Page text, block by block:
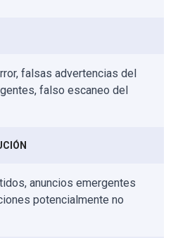
falsas advertencias del
falso escaneo del
anuncios emergentes
potencialmente no